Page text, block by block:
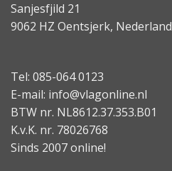
Sanjesfjild 21
9062 HZ Oentsjerk, Nederland
Tel: 085-064 0123
E-mail: info@vlagonline.nl
BTW nr. NL8612.37.353.B01
K.v.K. nr. 78026768
Sinds 2007 online!